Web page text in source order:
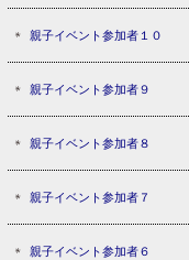
親子イベント参加者１０
親子イベント参加者９
親子イベント参加者８
親子イベント参加者７
親子イベント参加者６